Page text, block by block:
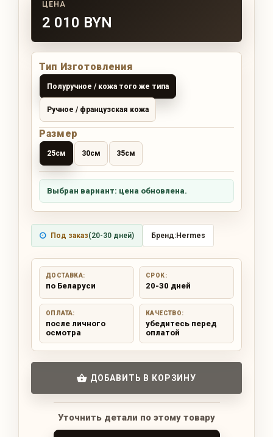
2 010 BYN
Тип Изготовления
Полуручное / кожа того же типа
Ручное / французская кожа
Размер
25см 30см 35см
Выбран вариант: цена обновлена.
Под заказ(20-30 дней) Бренд:Hermes
ДОСТАВКА:
по Беларуси
СРОК:
20-30 дней
ОПЛАТА:
после личного
осмотра
КАЧЕСТВО:
убедитесь перед
оплатой
ДОБАВИТЬ В КОРЗИНУ
Уточнить детали по этому товару